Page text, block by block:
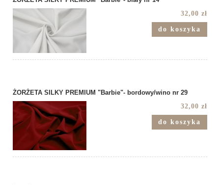
32,00 zł
do koszyka
ŻORŻETA SILKY PREMIUM "Barbie"- bordowy/wino nr 29
32,00 zł
do koszyka